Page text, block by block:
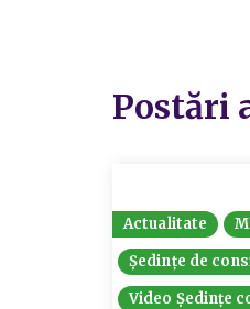
Postări
Actualitate
Ședințe de
Video Ședințe